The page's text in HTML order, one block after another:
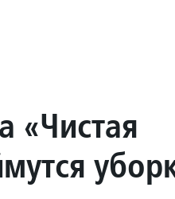
«Чистая